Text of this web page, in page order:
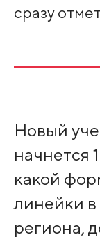
сразу
Новый
начнется
какой
линейки
региона,